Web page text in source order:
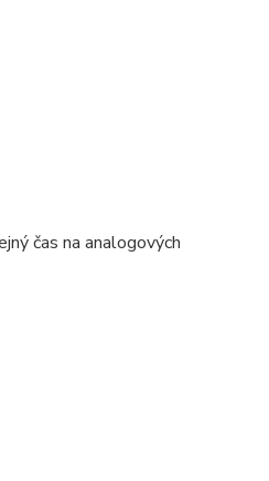
čas na analogových